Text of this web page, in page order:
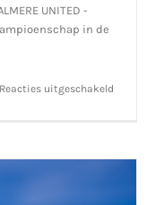
UNITED -
in de
Reacties uitgeschakeld
en